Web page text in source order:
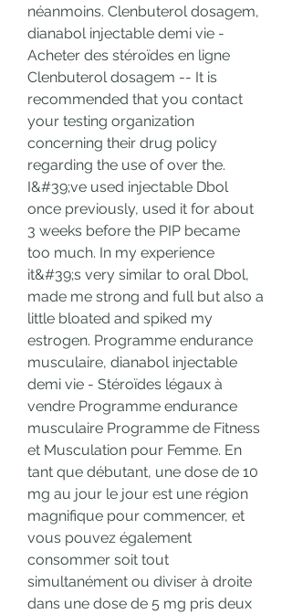
néanmoins. Clenbuterol dosagem,
dianabol injectable demi vie -
Acheter des stéroïdes en ligne
Clenbuterol dosagem -- It is
recommended that you contact
your testing organization
concerning their drug policy
regarding the use of over the.
I&#39;ve used injectable Dbol
once previously, used it for about
3 weeks before the PIP became
too much. In my experience
it&#39;s very similar to oral Dbol,
made me strong and full but also a
little bloated and spiked my
estrogen. Programme endurance
musculaire, dianabol injectable
demi vie - Stéroïdes légaux à
vendre Programme endurance
musculaire Programme de Fitness
et Musculation pour Femme. En
tant que débutant, une dose de 10
mg au jour le jour est une région
magnifique pour commencer, et
vous pouvez également
consommer soit tout
simultanément ou diviser à droite
dans une dose de 5 mg pris deux